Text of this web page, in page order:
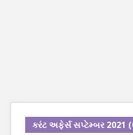
કરંટ અફેર્સ સપ્ટેમ્બર